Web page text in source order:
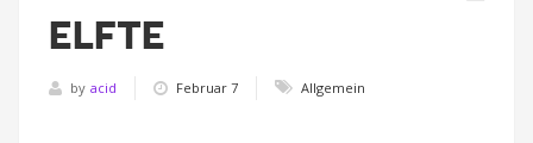
ELFTE
by acid Februar 7 Allgemein